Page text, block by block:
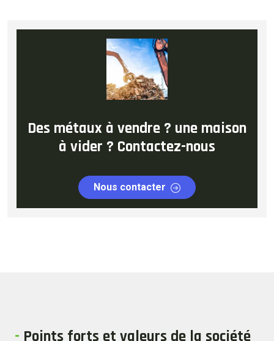
Des métaux à vendre ? une maison
à vider ? Contactez-nous
Nous contacter
- Points forts et valeurs de la société